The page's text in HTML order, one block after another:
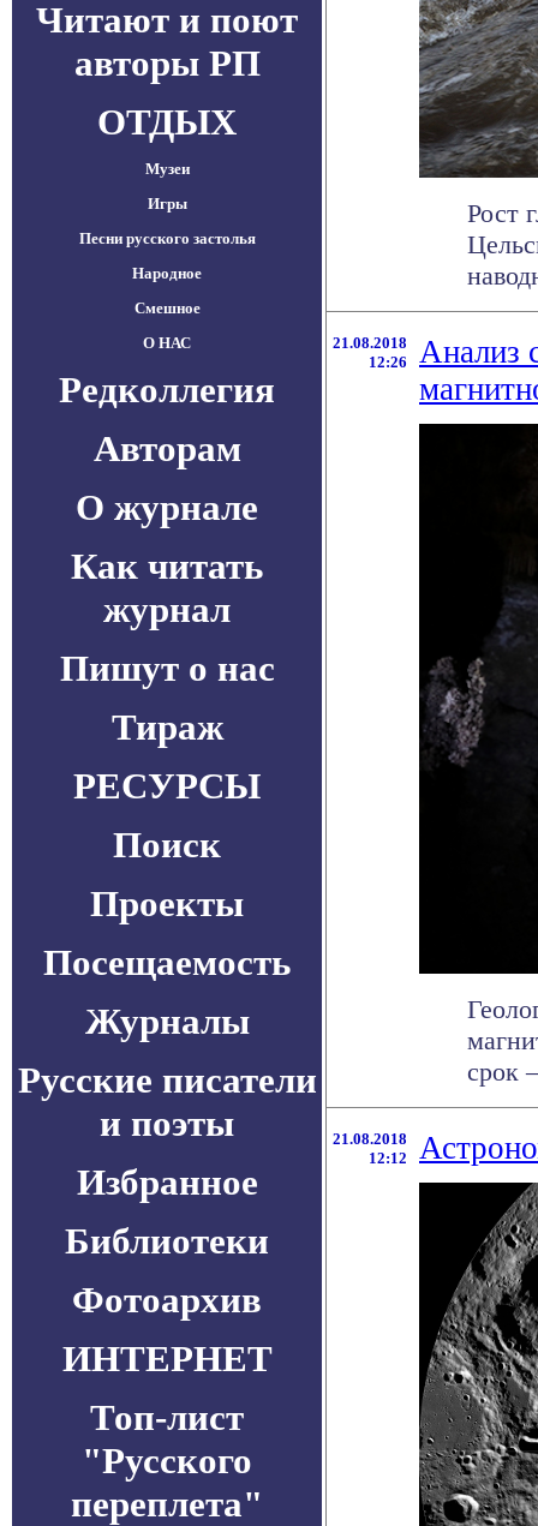
Читают и поют
авторы РП
ОТДЫХ
Музеи
Игры
Песни русского застолья
Народное
Смешное
О НАС
Редколлегия
Авторам
О журнале
Как читать
журнал
Пишут о нас
Тираж
РЕСУРСЫ
Поиск
Проекты
Посещаемость
Журналы
Русские писатели
и поэты
Избранное
Библиотеки
Фотоархив
ИНТЕРНЕТ
Топ-лист
"Русского
переплета"
Рост
21.08.2018
12:26
Анализ
срок
21.08.2018
12:12